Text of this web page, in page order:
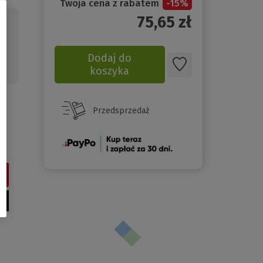
Twoja cena z rabatem -15%
75,65 zł
Dodaj do
koszyka
Przedsprzedaż
(Nowe